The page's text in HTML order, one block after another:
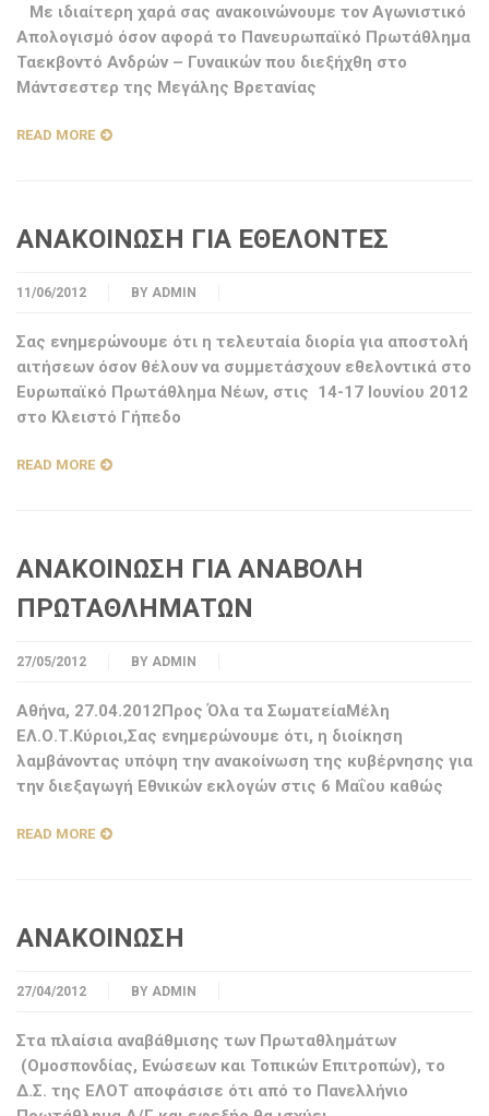
Με ιδιαίτερη χαρά σας ανακοινώνουμε τον Αγωνιστικό
Απολογισμό όσον αφορά το Πανευρωπαϊκό Πρωτάθλημα
Ταεκβοντό Ανδρών – Γυναικών που διεξήχθη στο
Μάντσεστερ της Μεγάλης Βρετανίας
READ MORE
ΑΝΑΚΟΙΝΩΣΗ ΓΙΑ ΕΘΕΛΟΝΤΕΣ
11/06/2012 BY ADMIN
Σας ενημερώνουμε ότι η τελευταία διορία για αποστολή
αιτήσεων όσον θέλουν να συμμετάσχουν εθελοντικά στο
Ευρωπαϊκό Πρωτάθλημα Νέων, στις 14-17 Ιουνίου 2012
στο Κλειστό Γήπεδο
READ MORE
ΑΝΑΚΟΙΝΩΣΗ ΓΙΑ ΑΝΑΒΟΛΗ
ΠΡΩΤΑΘΛΗΜΑΤΩΝ
27/05/2012 BY ADMIN
Αθήνα, 27.04.2012Προς Όλα τα ΣωματείαΜέλη
ΕΛ.Ο.Τ.Κύριοι,Σας ενημερώνουμε ότι, η διοίκηση
λαμβάνοντας υπόψη την ανακοίνωση της κυβέρνησης για
την διεξαγωγή Εθνικών εκλογών στις 6 Μαΐου καθώς
READ MORE
ΑΝΑΚΟΙΝΩΣΗ
27/04/2012 BY ADMIN
Στα πλαίσια αναβάθμισης των Πρωταθλημάτων
(Ομοσπονδίας, Ενώσεων και Τοπικών Επιτροπών), το
Δ.Σ. της ΕΛΟΤ αποφάσισε ότι από το Πανελλήνιο